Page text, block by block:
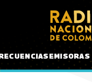
EMISORAS